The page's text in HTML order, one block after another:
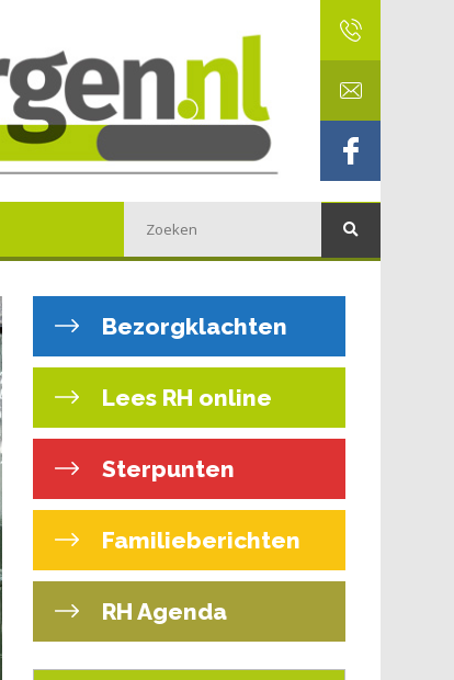
Bezorgklachten
Lees RH online
Sterpunten
Familieberichten
RH Agenda